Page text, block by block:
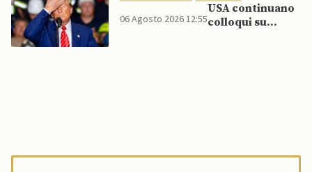
06 Agosto 2026 12:55
USA continuano
colloqui su